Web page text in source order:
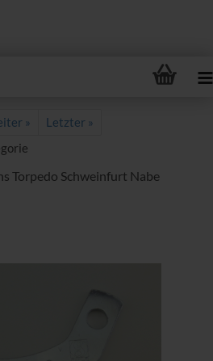
»
Letzter »
Torpedo Schweinfurt Nabe